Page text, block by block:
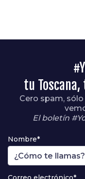
tu
Cero spam,
El boletín
Nombre*